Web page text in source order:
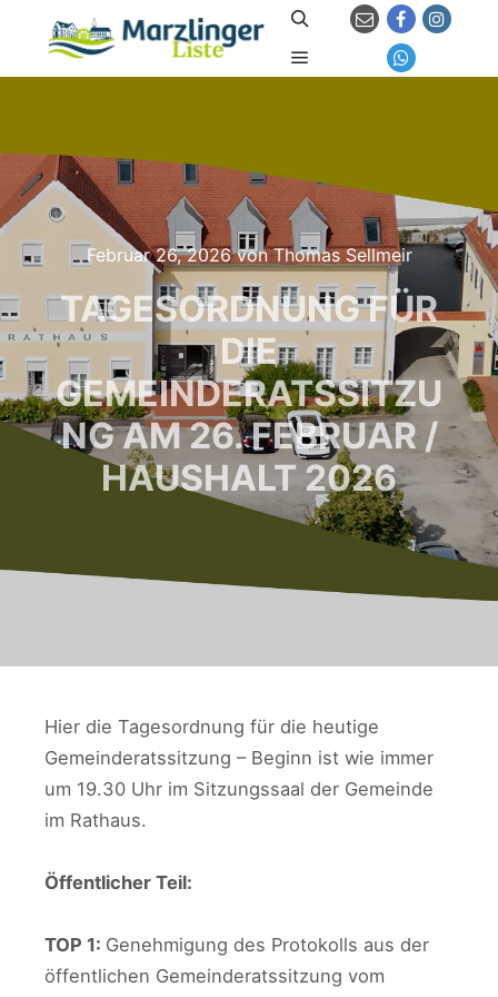
Suchen
Februar 26, 2026vonThomas Sellmeir
TAGESORDNUNG FÜR
DIE
GEMEINDERATSSITZU
NG AM 26. FEBRUAR /
HAUSHALT 2026
Hier die Tagesordnung für die heutige
Gemeinderatssitzung – Beginn ist wie immer
um 19.30 Uhr im Sitzungssaal der Gemeinde
im Rathaus.
Öffentlicher Teil:
TOP 1: Genehmigung des Protokolls aus der
öffentlichen Gemeinderatssitzung vom